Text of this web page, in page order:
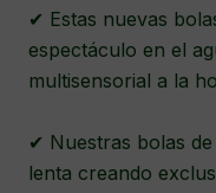
✔ Estas nuevas
espectáculo en el
multisensorial a la
✔ Nuestras bolas
lenta creando